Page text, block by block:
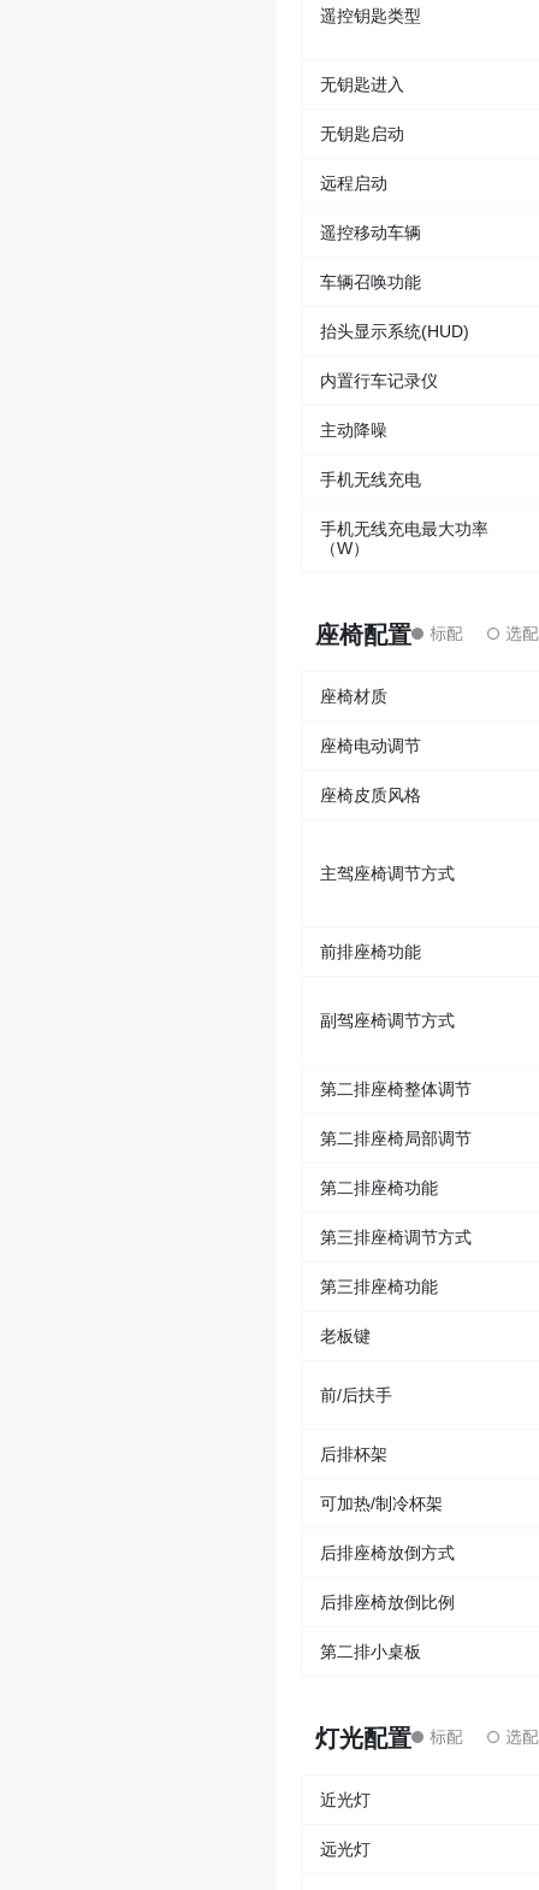
遥控钥匙类型
无钥匙进入
无钥匙启动
远程启动
遥控移动车辆
车辆召唤功能
抬头显示系统(HUD)
内置行车记录仪
主动降噪
手机无线充电
手机无线充电最大功率
（W）
座椅配置
座椅材质
座椅电动调节
座椅皮质风格
主驾座椅调节方式
前排座椅功能
副驾座椅调节方式
第二排座椅整体调节
第二排座椅局部调节
第二排座椅功能
第三排座椅调节方式
第三排座椅功能
老板键
前/后扶手
后排杯架
可加热/制冷杯架
后排座椅放倒方式
后排座椅放倒比例
第二排小桌板
灯光配置
近光灯
远光灯